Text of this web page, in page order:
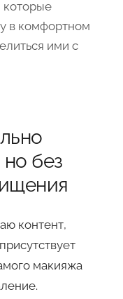
которые
в комфортном
ими с
без
контент,
макияжа